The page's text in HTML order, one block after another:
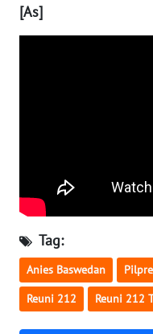
[As]
Tag:
Anies Baswedan
Reuni 212 Reuni 212
WN
SULTRA
WN
NTB